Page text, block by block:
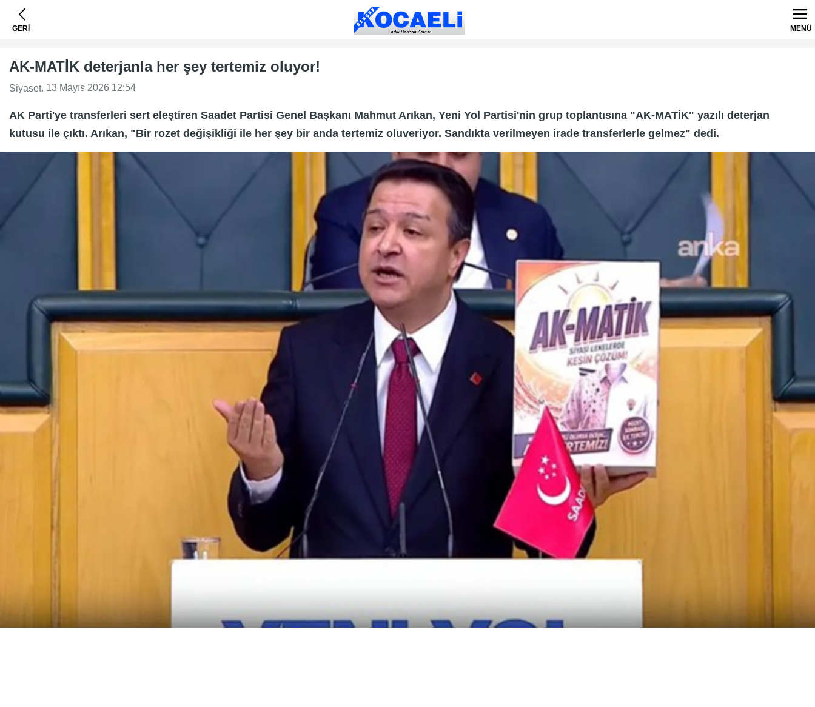
GERİ MENÜ
AK-MATİK deterjanla her şey tertemiz oluyor!
Siyaset, 13 Mayıs 2026 12:54
AK Parti'ye transferleri sert eleştiren Saadet Partisi Genel Başkanı Mahmut Arıkan, Yeni Yol Partisi'nin grup toplantısına "AK-MATİK" yazılı deterjan
kutusu ile çıktı. Arıkan, "Bir rozet değişikliği ile her şey bir anda tertemiz oluveriyor. Sandıkta verilmeyen irade transferlerle gelmez" dedi.